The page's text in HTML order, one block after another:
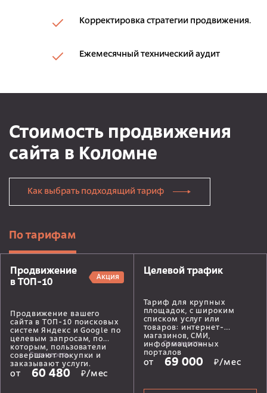
Корректировка стратегии продвижения.
Ежемесячный технический аудит
Стоимость продвижения
сайта в Коломне
Как выбрать подходящий тариф
По тарифам
Продвижение
в ТОП-10
Акция
Продвижение вашего
сайта в ТОП-10 поисковых
систем Яндекс и Google по
целевым запросам, по
которым, пользователи
совершают покупки и
заказывают услуги.
Стоимость
от 60 480 ₽/мес
Целевой трафик
Тариф для крупных
площадок, с широким
списком услуг или
товаров: интернет-
магазинов, СМИ,
информационных
порталов
Стоимость
от 69 000 ₽/мес